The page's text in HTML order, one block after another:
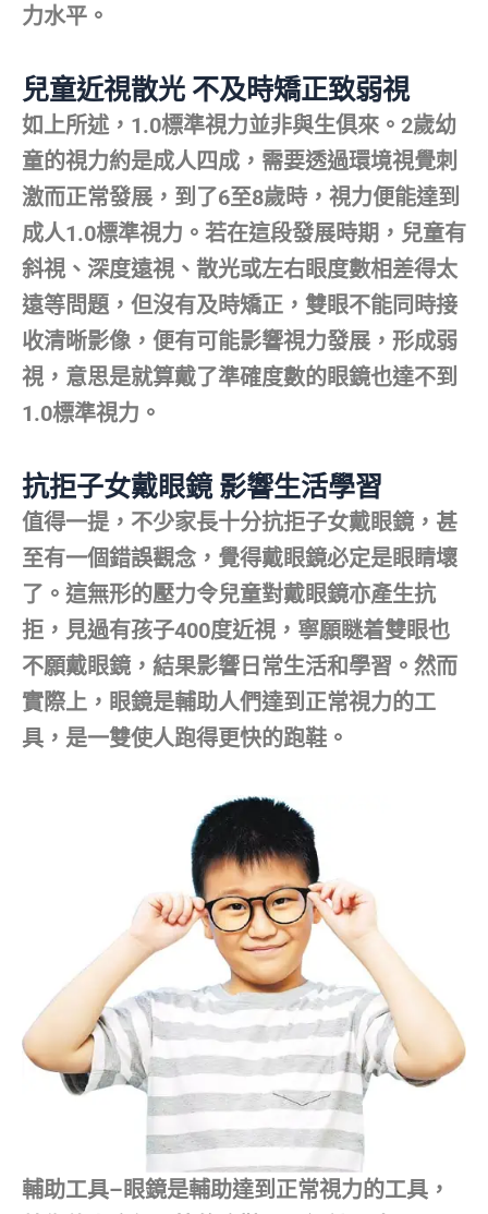
力水平。
兒童近視散光 不及時矯正致弱視
如上所述，1.0標準視力並非與生俱來。2歲幼
童的視力約是成人四成，需要透過環境視覺刺
激而正常發展，到了6至8歲時，視力便能達到
成人1.0標準視力。若在這段發展時期，兒童有
斜視、深度遠視、散光或左右眼度數相差得太
遠等問題，但沒有及時矯正，雙眼不能同時接
收清晰影像，便有可能影響視力發展，形成弱
視，意思是就算戴了準確度數的眼鏡也達不到
1.0標準視力。
抗拒子女戴眼鏡 影響生活學習
值得一提，不少家長十分抗拒子女戴眼鏡，甚
至有一個錯誤觀念，覺得戴眼鏡必定是眼睛壞
了。這無形的壓力令兒童對戴眼鏡亦產生抗
拒，見過有孩子400度近視，寧願瞇着雙眼也
不願戴眼鏡，結果影響日常生活和學習。然而
實際上，眼鏡是輔助人們達到正常視力的工
具，是一雙使人跑得更快的跑鞋。
輔助工具–眼鏡是輔助達到正常視力的工具，